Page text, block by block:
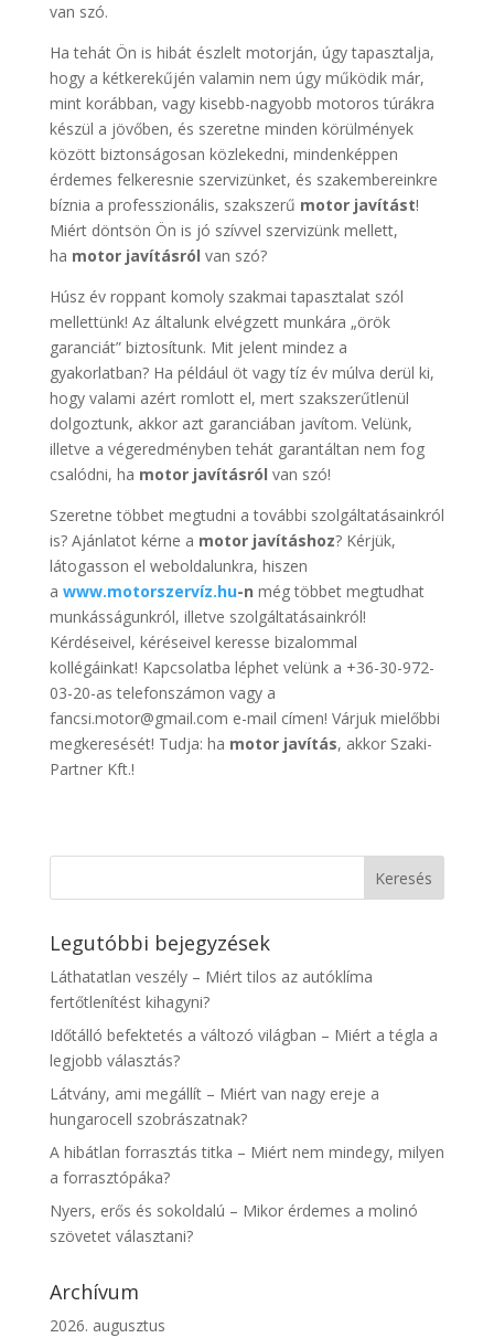
van szó.
Ha tehát Ön is hibát észlelt motorján, úgy tapasztalja,
hogy a kétkerekűjén valamin nem úgy működik már,
mint korábban, vagy kisebb-nagyobb motoros túrákra
készül a jövőben, és szeretne minden körülmények
között biztonságosan közlekedni, mindenképpen
érdemes felkeresnie szervizünket, és szakembereinkre
bíznia a professzionális, szakszerű motor javítást!
Miért döntsön Ön is jó szívvel szervizünk mellett,
ha motor javításról van szó?
Húsz év roppant komoly szakmai tapasztalat szól
mellettünk! Az általunk elvégzett munkára „örök
garanciát” biztosítunk. Mit jelent mindez a
gyakorlatban? Ha például öt vagy tíz év múlva derül ki,
hogy valami azért romlott el, mert szakszerűtlenül
dolgoztunk, akkor azt garanciában javítom. Velünk,
illetve a végeredményben tehát garantáltan nem fog
csalódni, ha motor javításról van szó!
Szeretne többet megtudni a további szolgáltatásainkról
is? Ajánlatot kérne a motor javításhoz? Kérjük,
látogasson el weboldalunkra, hiszen
a www.motorszervíz.hu-n még többet megtudhat
munkásságunkról, illetve szolgáltatásainkról!
Kérdéseivel, kéréseivel keresse bizalommal
kollégáinkat! Kapcsolatba léphet velünk a +36-30-972-
03-20-as telefonszámon vagy a
fancsi.motor@gmail.com e-mail címen! Várjuk mielőbbi
megkeresését! Tudja: ha motor javítás, akkor Szaki-
Partner Kft.!
Legutóbbi bejegyzések
Láthatatlan veszély – Miért tilos az autóklíma
fertőtlenítést kihagyni?
Időtálló befektetés a változó világban – Miért a tégla a
legjobb választás?
Látvány, ami megállít – Miért van nagy ereje a
hungarocell szobrászatnak?
A hibátlan forrasztás titka – Miért nem mindegy, milyen
a forrasztópáka?
Nyers, erős és sokoldalú – Mikor érdemes a molinó
szövetet választani?
Archívum
2026. augusztus